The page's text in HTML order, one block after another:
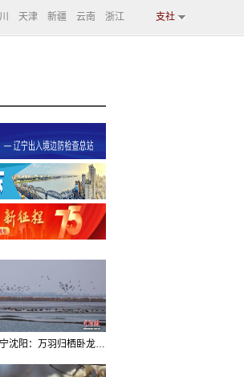
天津 新疆 云南 浙江 支社
辽宁沈阳：万羽归栖卧龙湖看群鸟齐飞